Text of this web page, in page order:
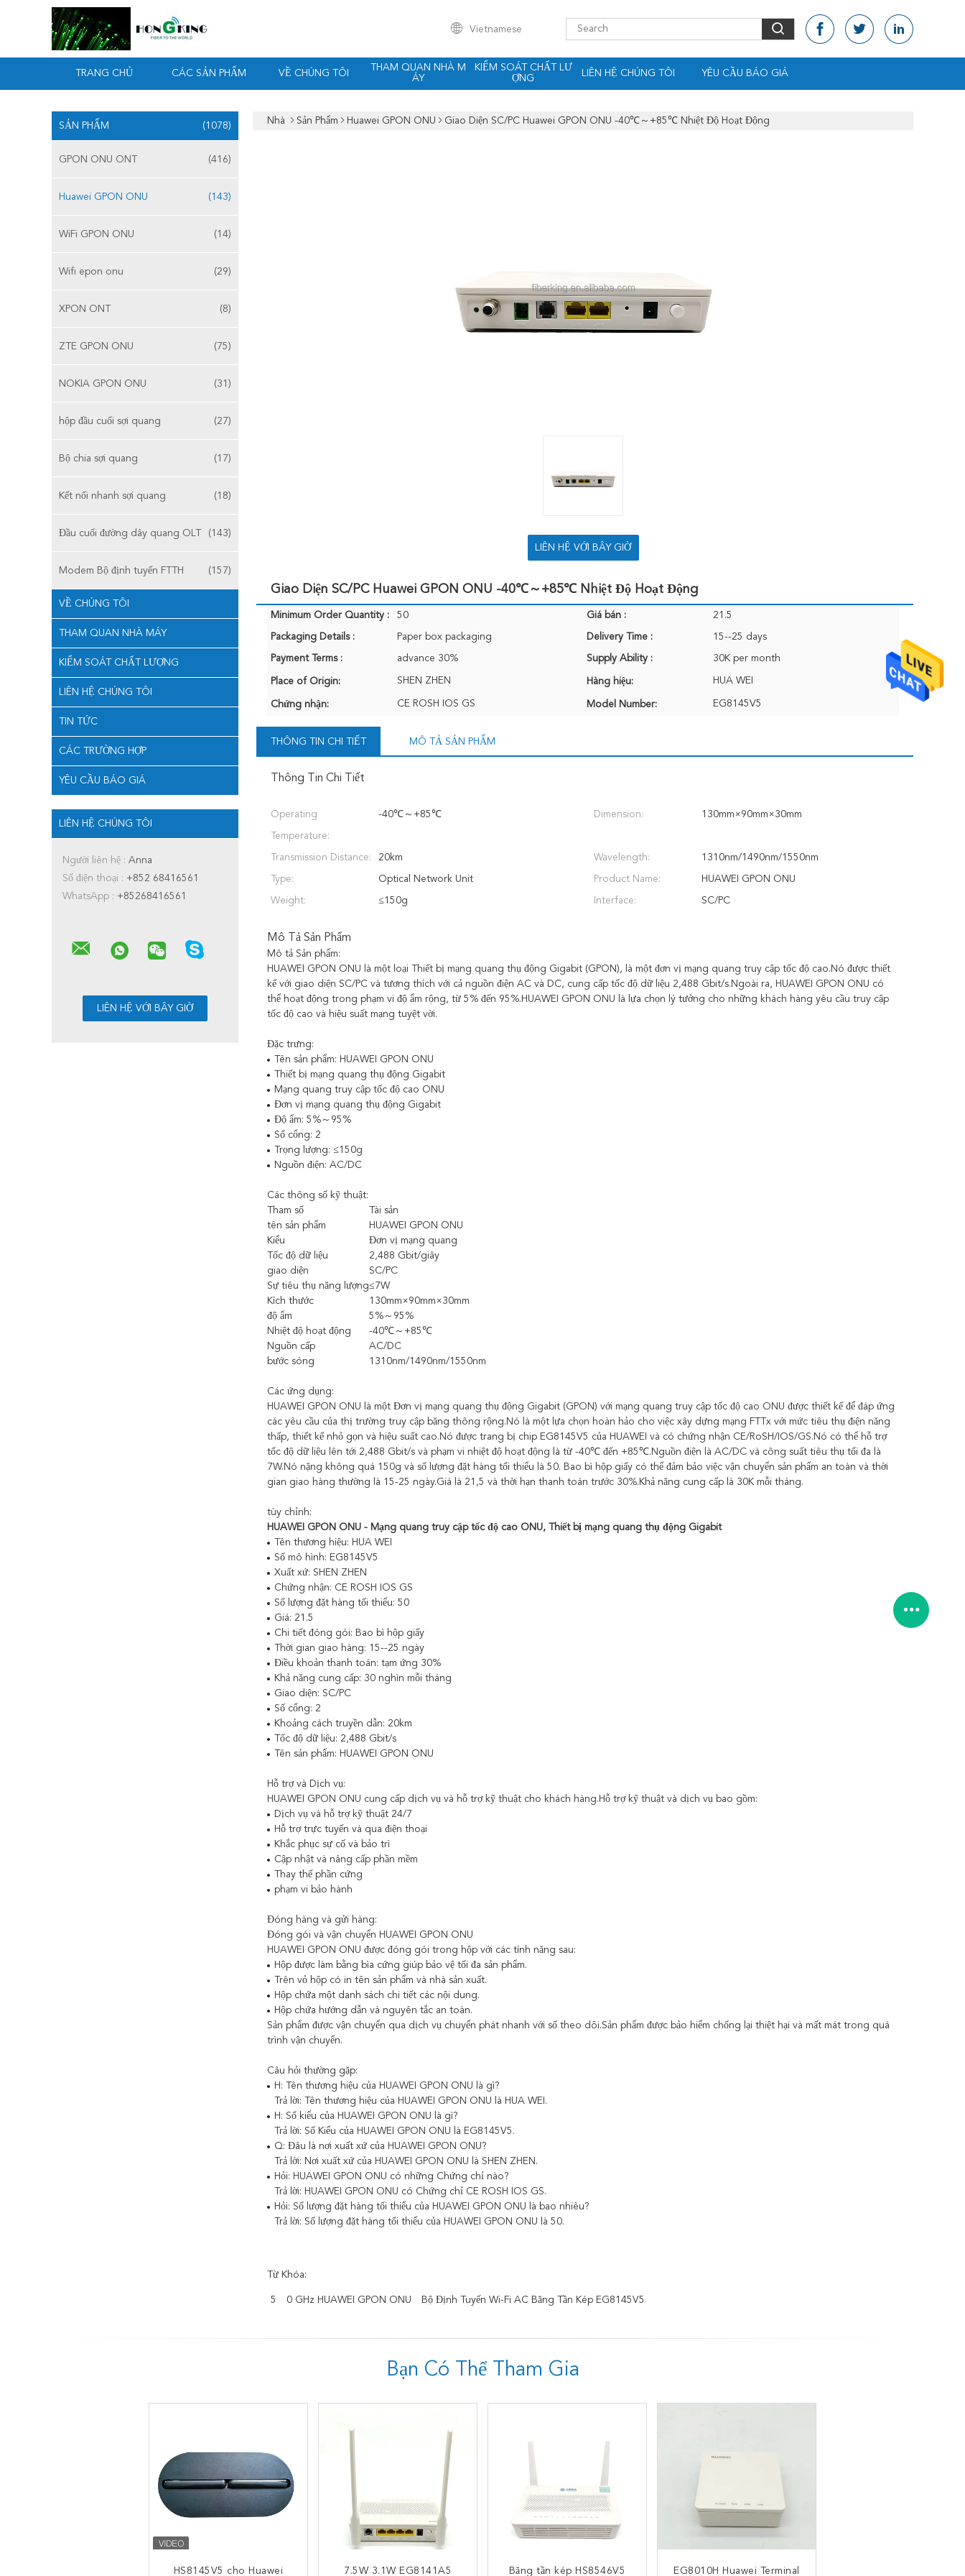
Vietnamese
TRANG CHỦ CÁC SẢN PHẨM VỀ CHÚNG TÔI
THAM QUAN NHÀ M
ÁY
KIỂM SOÁT CHẤT LƯ
ỢNG
LIÊN HỆ CHÚNG TÔI YÊU CẦU BÁO GIÁ
SẢN PHẨM (1078)
GPON ONU ONT (416)
Huawei GPON ONU (143)
WiFi GPON ONU (14)
Wifi epon onu (29)
XPON ONT (8)
ZTE GPON ONU (75)
NOKIA GPON ONU (31)
hộp đầu cuối sợi quang (27)
Bộ chia sợi quang (17)
Kết nối nhanh sợi quang (18)
Đầu cuối đường dây quang OLT (143)
Modem Bộ định tuyến FTTH (157)
VỀ CHÚNG TÔI
THAM QUAN NHÀ MÁY
KIỂM SOÁT CHẤT LƯỢNG
LIÊN HỆ CHÚNG TÔI
TIN TỨC
CÁC TRƯỜNG HỢP
YÊU CẦU BÁO GIÁ
LIÊN HỆ CHÚNG TÔI
Người liên hệ : Anna
Số điện thoại : +852 68416561
WhatsApp : +85268416561
Nhà Sản Phẩm Huawei GPON ONU Giao Diện SC/PC Huawei GPON ONU -40℃～+85℃ Nhiệt Độ Hoạt Động
LIÊN HỆ VỚI BÂY GIỜ
Giao Diện SC/PC Huawei GPON ONU -40℃～+85℃ Nhiệt Độ Hoạt Động
Minimum Order Quantity : 50 Giá bán : 21.5
Packaging Details : Paper box packaging Delivery Time : 15--25 days
Payment Terms : advance 30% Supply Ability : 30K per month
Place of Origin: SHEN ZHEN Hàng hiệu: HUA WEI
Chứng nhận: CE ROSH IOS GS Model Number: EG8145V5
THÔNG TIN CHI TIẾT MÔ TẢ SẢN PHẨM
Thông Tin Chi Tiết
Operating
Temperature:
-40℃～+85℃ Dimension: 130mm×90mm×30mm
Transmission Distance: 20km Wavelength: 1310nm/1490nm/1550nm
Type: Optical Network Unit Product Name: HUAWEI GPON ONU
Weight: ≤150g Interface: SC/PC
Mô Tả Sản Phẩm
Mô tả Sản phẩm:
HUAWEI GPON ONU là một loại Thiết bị mạng quang thụ động Gigabit (GPON), là một đơn vị mạng quang truy cập tốc độ cao.Nó được thiết
kế với giao diện SC/PC và tương thích với cả nguồn điện AC và DC, cung cấp tốc độ dữ liệu 2,488 Gbit/s.Ngoài ra, HUAWEI GPON ONU có
thể hoạt động trong phạm vi độ ẩm rộng, từ 5% đến 95%.HUAWEI GPON ONU là lựa chọn lý tưởng cho những khách hàng yêu cầu truy cập
tốc độ cao và hiệu suất mạng tuyệt vời.
Đặc trưng:
Tên sản phẩm: HUAWEI GPON ONU
Thiết bị mạng quang thụ động Gigabit
Mạng quang truy cập tốc độ cao ONU
Đơn vị mạng quang thụ động Gigabit
Độ ẩm: 5%～95%
Số cổng: 2
Trọng lượng: ≤150g
Nguồn điện: AC/DC
Các thông số kỹ thuật:
Tham số
Tài sản
tên sản phẩm
HUAWEI GPON ONU
Kiểu
Đơn vị mạng quang
Tốc độ dữ liệu
2,488 Gbit/giây
giao diện
SC/PC
Sự tiêu thụ năng lượng≤7W
Kích thước
130mm×90mm×30mm
độ ẩm
5%～95%
Nhiệt độ hoạt động
-40℃～+85℃
Nguồn cấp
AC/DC
bước sóng
1310nm/1490nm/1550nm
Các ứng dụng:
HUAWEI GPON ONU là một Đơn vị mạng quang thụ động Gigabit (GPON) với mạng quang truy cập tốc độ cao ONU được thiết kế để đáp ứng
các yêu cầu của thị trường truy cập băng thông rộng.Nó là một lựa chọn hoàn hảo cho việc xây dựng mạng FTTx với mức tiêu thụ điện năng
thấp, thiết kế nhỏ gọn và hiệu suất cao.Nó được trang bị chip EG8145V5 của HUAWEI và có chứng nhận CE/RoSH/IOS/GS.Nó có thể hỗ trợ
tốc độ dữ liệu lên tới 2,488 Gbit/s và phạm vi nhiệt độ hoạt động là từ -40℃ đến +85℃.Nguồn điện là AC/DC và công suất tiêu thụ tối đa là
7W.Nó nặng không quá 150g và số lượng đặt hàng tối thiểu là 50. Bao bì hộp giấy có thể đảm bảo việc vận chuyển sản phẩm an toàn và thời
gian giao hàng thường là 15-25 ngày.Giá là 21,5 và thời hạn thanh toán trước 30%.Khả năng cung cấp là 30K mỗi tháng.
tùy chỉnh:
HUAWEI GPON ONU - Mạng quang truy cập tốc độ cao ONU, Thiết bị mạng quang thụ động Gigabit
Tên thương hiệu: HUA WEI
Số mô hình: EG8145V5
Xuất xứ: SHEN ZHEN
Chứng nhận: CE ROSH IOS GS
Số lượng đặt hàng tối thiểu: 50
Giá: 21.5
Chi tiết đóng gói: Bao bì hộp giấy
Thời gian giao hàng: 15--25 ngày
Điều khoản thanh toán: tạm ứng 30%
Khả năng cung cấp: 30 nghìn mỗi tháng
Giao diện: SC/PC
Số cổng: 2
Khoảng cách truyền dẫn: 20km
Tốc độ dữ liệu: 2,488 Gbit/s
Tên sản phẩm: HUAWEI GPON ONU
Hỗ trợ và Dịch vụ:
HUAWEI GPON ONU cung cấp dịch vụ và hỗ trợ kỹ thuật cho khách hàng.Hỗ trợ kỹ thuật và dịch vụ bao gồm:
Dịch vụ và hỗ trợ kỹ thuật 24/7
Hỗ trợ trực tuyến và qua điện thoại
Khắc phục sự cố và bảo trì
Cập nhật và nâng cấp phần mềm
Thay thế phần cứng
phạm vi bảo hành
Đóng hàng và gửi hàng:
Đóng gói và vận chuyển HUAWEI GPON ONU
HUAWEI GPON ONU được đóng gói trong hộp với các tính năng sau:
Hộp được làm bằng bìa cứng giúp bảo vệ tối đa sản phẩm.
Trên vỏ hộp có in tên sản phẩm và nhà sản xuất.
Hộp chứa một danh sách chi tiết các nội dung.
Hộp chứa hướng dẫn và nguyên tắc an toàn.
Sản phẩm được vận chuyển qua dịch vụ chuyển phát nhanh với số theo dõi.Sản phẩm được bảo hiểm chống lại thiệt hại và mất mát trong quá
trình vận chuyển.
Câu hỏi thường gặp:
H: Tên thương hiệu của HUAWEI GPON ONU là gì?
Trả lời: Tên thương hiệu của HUAWEI GPON ONU là HUA WEI.
H: Số kiểu của HUAWEI GPON ONU là gì?
Trả lời: Số Kiểu của HUAWEI GPON ONU là EG8145V5.
Q: Đâu là nơi xuất xứ của HUAWEI GPON ONU?
Trả lời: Nơi xuất xứ của HUAWEI GPON ONU là SHEN ZHEN.
Hỏi: HUAWEI GPON ONU có những Chứng chỉ nào?
Trả lời: HUAWEI GPON ONU có Chứng chỉ CE ROSH IOS GS.
Hỏi: Số lượng đặt hàng tối thiểu của HUAWEI GPON ONU là bao nhiêu?
Trả lời: Số lượng đặt hàng tối thiểu của HUAWEI GPON ONU là 50.
Từ Khóa:
5 0 GHz HUAWEI GPON ONU Bộ Định Tuyến Wi-Fi AC Băng Tần Kép EG8145V5
Bạn Có Thể Tham Gia
HS8145V5 cho Huawei 7.5W 3.1W EG8141A5 Băng tần kép HS8546V5 EG8010H Huawei Terminal
2.4G SC APC HUAWEI Thiết bị mạng quang HG8321R Bộ định tuyến Ăng-ten ngoài của Bộ